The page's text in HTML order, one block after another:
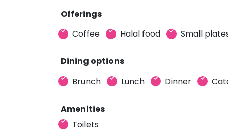
Offerings
Coffee
Halal food Small
Dining options
Brunch
Lunch Dinner
Amenities
Toilets